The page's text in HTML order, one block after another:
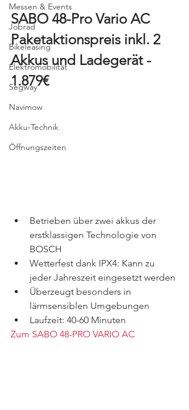
Messen & Events
Jobrad
Bikeleasing
Elektromobilität
Segway
Navimow
Akku-Technik
Öffnungszeiten
SABO 48-Pro Vario AC
Paketaktionspreis inkl. 2
Akkus und Ladegerät -
1.879€
Betrieben über zwei akkus der
erstklassigen Technologie von
BOSCH
Wetterfest dank IPX4: Kann zu
jeder Jahreszeit eingesetzt werden
Überzeugt besonders in
lärmsensiblen Umgebungen
Laufzeit: 40-60 Minuten
Zum SABO 48-PRO VARIO AC